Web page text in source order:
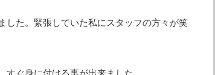
した。緊張していた私にスタッフの方々が笑
ぐ身に付ける事が出来ました。